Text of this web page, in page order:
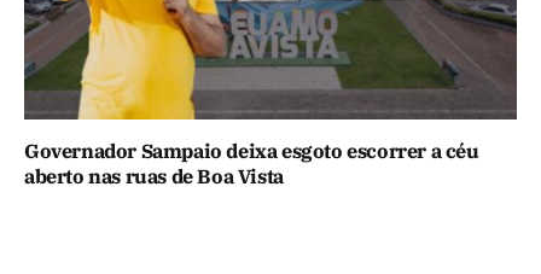
Governador Sampaio deixa esgoto escorrer a céu
aberto nas ruas de Boa Vista